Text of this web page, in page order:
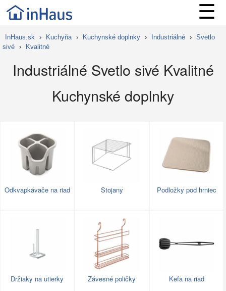
☰
InHaus.sk › Kuchyňa › Kuchynské doplnky › Industriálné › Svetlo
sivé › Kvalitné
Industriálné Svetlo sivé Kvalitné
Kuchynské doplnky
Odkvapkávače na riad Stojany Podložky pod hrniec
Držiaky na utierky Závesné poličky Kefa na riad